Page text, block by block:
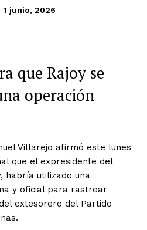
1 junio, 2026
que Rajoy se
operación
Villarejo afirmó este lunes
que el expresidente del
habría utilizado una
y oficial para rastrear
extesorero del Partido